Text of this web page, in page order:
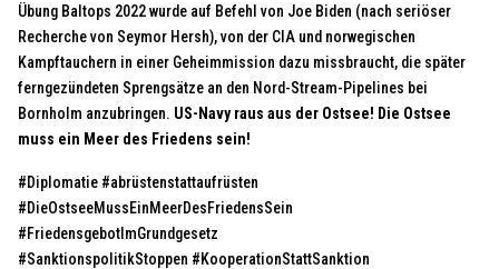
Übung Baltops 2022 wurde auf Befehl von Joe Biden (nach seriöser
Recherche von Seymor Hersh), von der CIA und norwegischen
Kampftauchern in einer Geheimmission dazu missbraucht, die später
ferngezündeten Sprengsätze an den Nord-Stream-Pipelines bei
Bornholm anzubringen. US-Navy raus aus der Ostsee! Die Ostsee
muss ein Meer des Friedens sein!
#Diplomatie #abrüstenstattaufrüsten
#DieOstseeMussEinMeerDesFriedensSein
#FriedensgebotImGrundgesetz
#SanktionspolitikStoppen #KooperationStattSanktion